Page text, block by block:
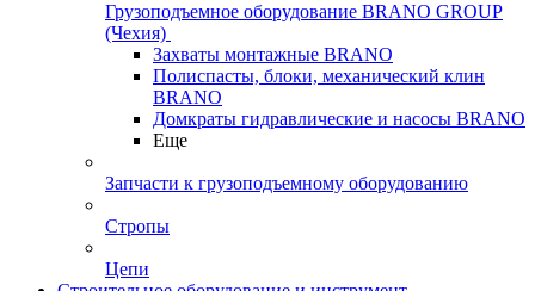
Грузоподъемное оборудование BRANO GROUP
(Чехия)
Захваты монтажные BRANO
Полиспасты, блоки, механический клин
BRANO
Домкраты гидравлические и насосы BRANO
Еще
Запчасти к грузоподъемному оборудованию
Стропы
Цепи